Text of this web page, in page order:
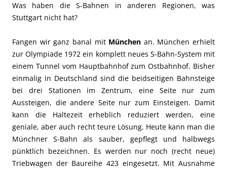
Was haben die S-Bahnen in anderen Regionen, was
Stuttgart nicht hat?
Fangen wir ganz banal mit München an. München erhielt
zur Olympiade 1972 ein komplett neues S-Bahn-System mit
einem Tunnel vom Hauptbahnhof zum Ostbahnhof. Bisher
einmalig in Deutschland sind die beidseitigen Bahnsteige
bei drei Stationen im Zentrum, eine Seite nur zum
Aussteigen, die andere Seite nur zum Einsteigen. Damit
kann die Haltezeit erheblich reduziert werden, eine
geniale, aber auch recht teure Lösung. Heute kann man die
Münchner S-Bahn als sauber, gepflegt und halbwegs
pünktlich bezeichnen. Es werden nur noch (recht neue)
Triebwagen der Baureihe 423 eingesetzt. Mit Ausnahme